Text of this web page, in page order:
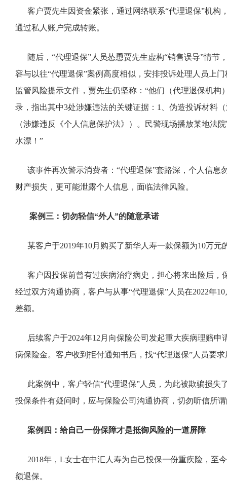
客户贾先生因资金紧张，通过网络联系“代理退保”机构
通过私人账户完成转账。
随后，“代理退保”人员怂恿贾先生虚构“销售误导”情节
容与以往“代理退保”案例高度相似，安排投诉处理人员上
监管风险提示文件，贾先生仍坚称：“他们（代理退保机
录，指出其中3处涉嫌违法的关键证据：1、伪造投诉材料
（涉嫌违反《个人信息保护法》）。民警现场播放某地法
水漂！”
该事件再次警示消费者：“代理退保”套路深，个人信息
财产损失，更可能泄露个人信息，面临法律风险。
案例三：切勿轻信“外人”的随意承诺
某客户于2019年10月购买了新华人寿一款保额为10万元
客户因投保前曾有过疾病治疗病史，担心将来出险后，
经过双方沟通协商，客户与从事“代理退保”人员在2022年
差额。
后续客户于2024年12月向保险公司发起重大疾病理赔申
病保险金。客户收到拒付通知书后，找“代理退保”人员要
此案例中，客户轻信“代理退保”人员，为此被欺骗损失
投保条件有疑问时，应与保险公司沟通协商，切勿听信所
案例四：给自己一份保障才是抵御风险的一道屏障
2018年，L女士在中汇人寿为自己投保一份重疾险，至
额退保。